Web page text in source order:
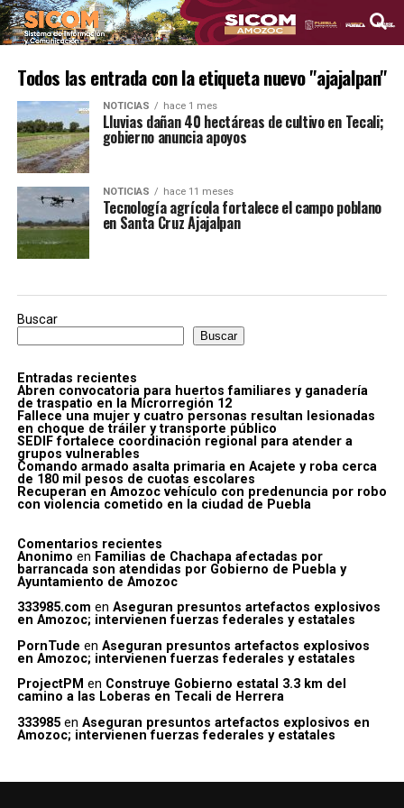
Todos las entrada con la etiqueta nuevo "ajajalpan"
NOTICIAS hace 1 mes
Lluvias dañan 40 hectáreas de cultivo en Tecali;
gobierno anuncia apoyos
NOTICIAS hace 11 meses
Tecnología agrícola fortalece el campo poblano
en Santa Cruz Ajajalpan
Buscar
Buscar
Entradas recientes
Abren convocatoria para huertos familiares y ganadería
de traspatio en la Microrregión 12
Fallece una mujer y cuatro personas resultan lesionadas
en choque de tráiler y transporte público
SEDIF fortalece coordinación regional para atender a
grupos vulnerables
Comando armado asalta primaria en Acajete y roba cerca
de 180 mil pesos de cuotas escolares
Recuperan en Amozoc vehículo con predenuncia por robo
con violencia cometido en la ciudad de Puebla
Comentarios recientes
Anonimo en Familias de Chachapa afectadas por
barrancada son atendidas por Gobierno de Puebla y
Ayuntamiento de Amozoc
333985.com en Aseguran presuntos artefactos explosivos
en Amozoc; intervienen fuerzas federales y estatales
PornTude en Aseguran presuntos artefactos explosivos
en Amozoc; intervienen fuerzas federales y estatales
ProjectPM en Construye Gobierno estatal 3.3 km del
camino a las Loberas en Tecali de Herrera
333985en Aseguran presuntos artefactos explosivos en
Amozoc; intervienen fuerzas federales y estatales